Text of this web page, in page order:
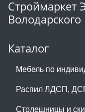
Строймаркет
Володарского
Каталог
Мебель по
Распил ЛДСП,
Столешницы и